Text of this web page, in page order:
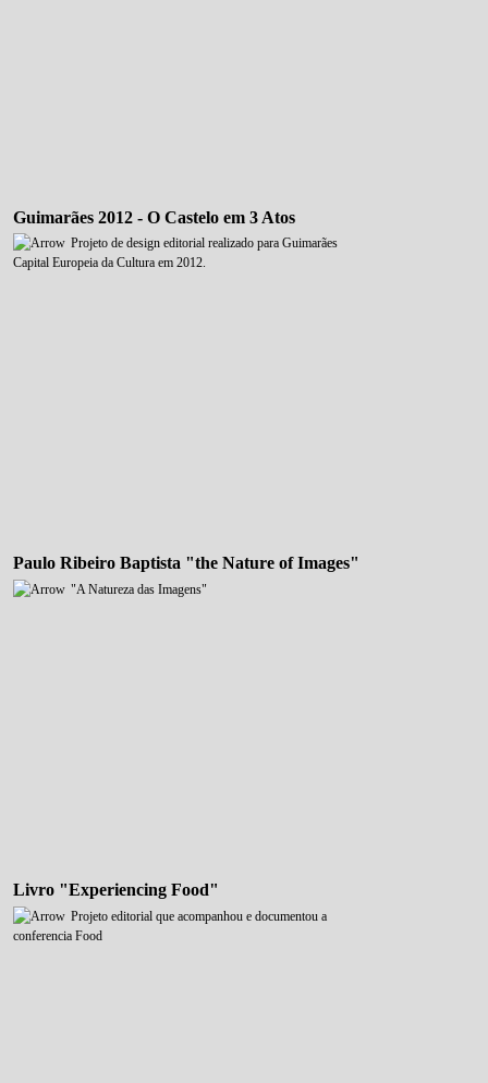
Guimarães 2012 - O Castelo em 3 Atos
Projeto de design editorial realizado para Guimarães
Capital Europeia da Cultura em 2012.
Paulo Ribeiro Baptista "the Nature of Images"
"A Natureza das Imagens"
Livro "Experiencing Food"
Projeto editorial que acompanhou e documentou a
conferencia Food